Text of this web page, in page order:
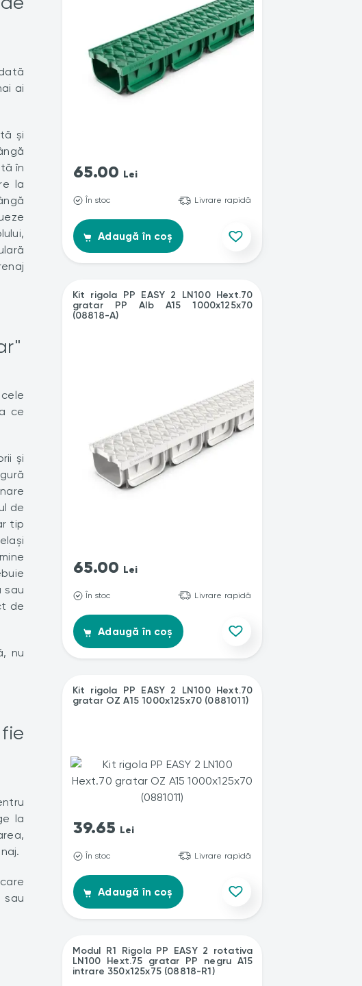
ai
și
în
la
ce
și
de
tip
sau
de
nu
la
65.00 Lei
În stoc Livrare rapidă
Adaugă în coș
Kit rigola PP EASY 2 LN100 Hext.70
gratar PP Alb A15 1000x125x70
(08818-A)
65.00 Lei
În stoc Livrare rapidă
Adaugă în coș
Kit rigola PP EASY 2 LN100 Hext.70
gratar OZ A15 1000x125x70 (0881011)
39.65 Lei
În stoc Livrare rapidă
Adaugă în coș
Modul R1 Rigola PP EASY 2 rotativa
LN100 Hext.75 gratar PP negru A15
intrare 350x125x75 (08818-R1)